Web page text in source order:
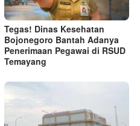
Tegas! Dinas Kesehatan
Bojonegoro Bantah Adanya
Penerimaan Pegawai di RSUD
Temayang